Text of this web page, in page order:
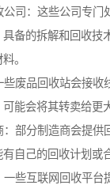
公司：这些公司专门
备的拆解和回收技
。
些废品回收站会接收
能会将其转卖给更
：部分制造商会提供
自己的回收计划或
一些互联网回收平台